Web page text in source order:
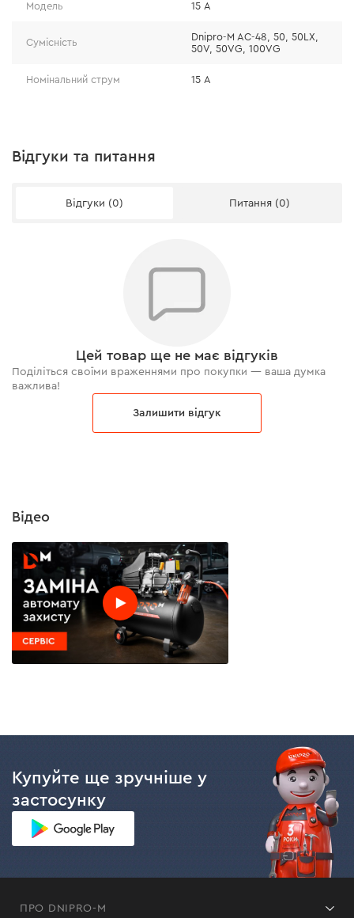
Модель 15 А
Сумісність
Dnipro-M AC-48, 50, 50LX,
50V, 50VG, 100VG
Номінальний струм 15 А
Відгуки та питання
Відгуки (0) Питання (0)
Цей товар ще не має відгуків
Поділіться своїми враженнями про покупки — ваша думка
важлива!
Залишити відгук
Відео
Купуйте ще зручніше у
застосунку
ПРО DNIPRO-M